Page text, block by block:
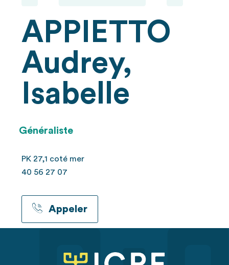
APPIETTO
Audrey,
Isabelle
Généraliste
PK 27,1 coté mer
40 56 27 07
Appeler